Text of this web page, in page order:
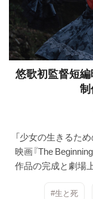
悠歌初監督短
「少女の生きるた
映画『The Beginning
作品の完成と劇場
#生と死